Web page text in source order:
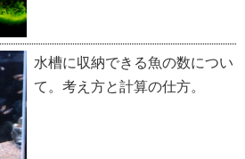
水槽に収納できる魚の数につい
て。考え方と計算の仕方。